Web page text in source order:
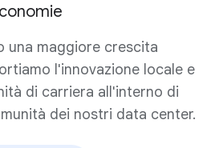
una maggiore crescita
l'innovazione locale e
di carriera all'interno di
dei nostri data center.